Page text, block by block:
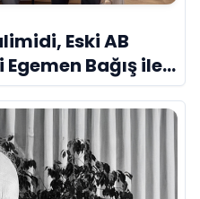
Eski AB
Bağış ile